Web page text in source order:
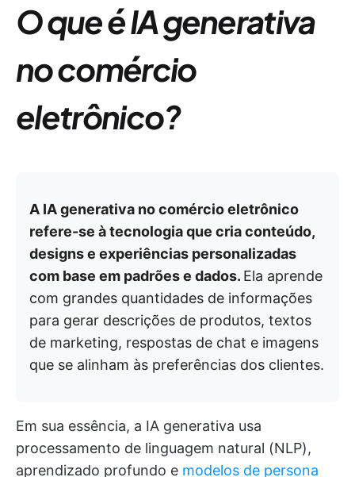
O que é IA generativa
no comércio
eletrônico?
A IA generativa no comércio eletrônico
refere-se à tecnologia que cria conteúdo,
designs e experiências personalizadas
com base em padrões e dados. Ela aprende
com grandes quantidades de informações
para gerar descrições de produtos, textos
de marketing, respostas de chat e imagens
que se alinham às preferências dos clientes.
Em sua essência, a IA generativa usa
processamento de linguagem natural (NLP),
aprendizado profundo e modelos de persona